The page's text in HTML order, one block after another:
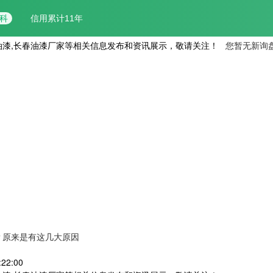
,长春油漆厂家等相关信息发布和资讯展示，敬请关注！ 您暂无新询
来是有这几大原因